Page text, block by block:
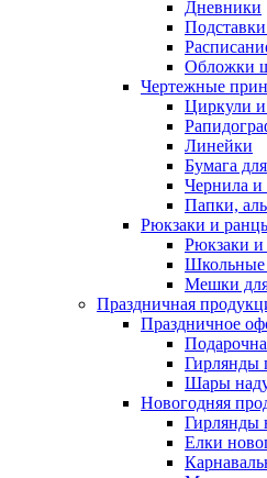
Дневники
Обложки
Чертежные
Циркули и
Линейки
Бумага
Чернила и
Папки,
Рюкзаки и
Рюкзаки и
Школьные
Мешки
Праздничная
Праздничное
Гирлянды
Шары
Новогодняя
Гирлянды
Елки